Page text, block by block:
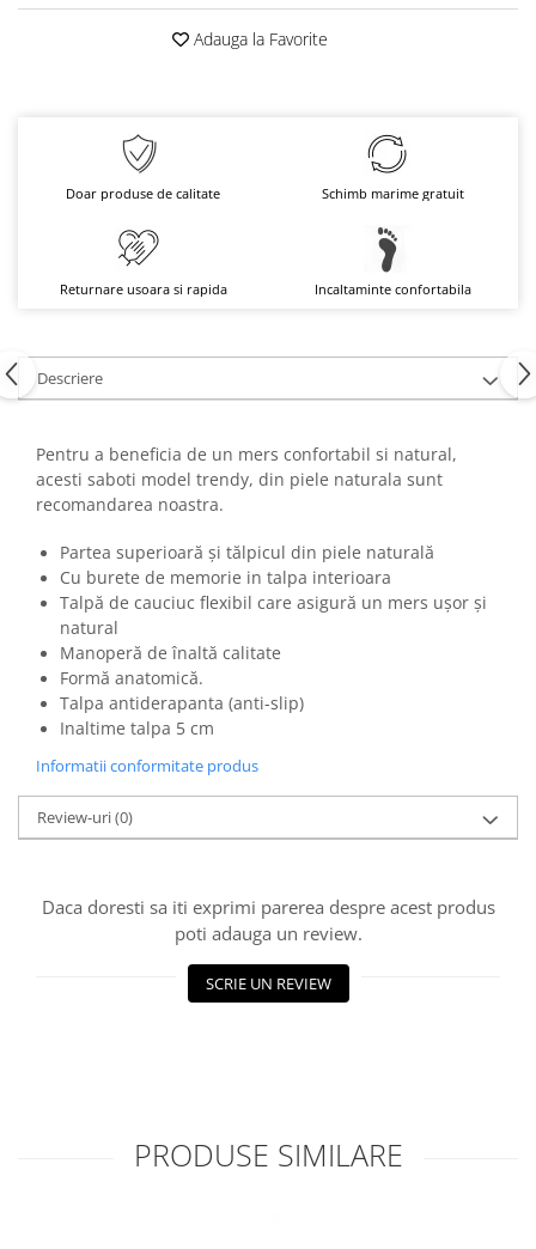
Adauga la Favorite
Doar produse de calitate Schimb marime gratuit
Returnare usoara si rapida Incaltaminte confortabila
Descriere
Pentru a beneficia de un mers confortabil si natural,
acesti saboti model trendy, din piele naturala sunt
recomandarea noastra.
Partea superioară şi tălpicul din piele naturală
Cu burete de memorie in talpa interioara
Talpă de cauciuc flexibil care asigură un mers uşor şi
natural
Manoperă de înaltă calitate
Formă anatomică.
Talpa antiderapanta (anti-slip)
Inaltime talpa 5 cm
Informatii conformitate produs
Review-uri(0)
Daca doresti sa iti exprimi parerea despre acest produs
poti adauga un review.
SCRIE UN REVIEW
PRODUSE SIMILARE